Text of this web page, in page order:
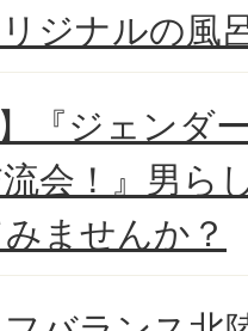
ジナルの風
『ジェンダ
会！』男ら
ませんか？